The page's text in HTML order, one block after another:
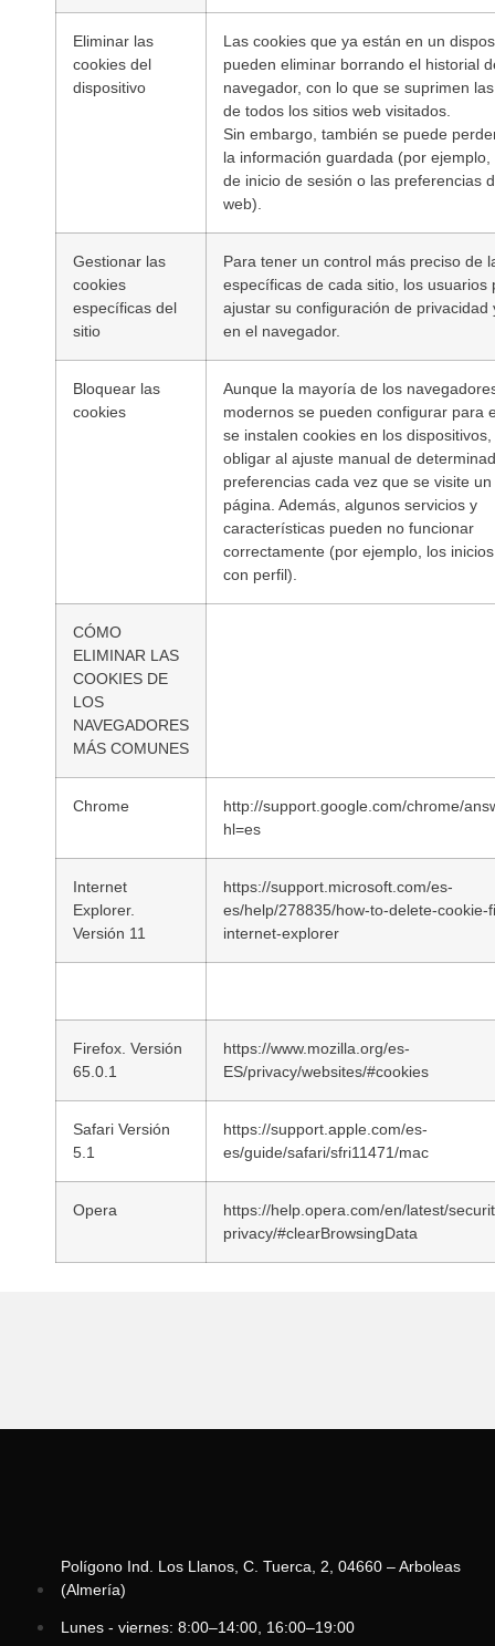
Eliminar las
cookies del
dispositivo
Las cookies que ya están en un
pueden eliminar borrando el historial
navegador, con lo que se suprimen
de todos los sitios web visitados.
Sin embargo, también se puede
la información guardada (por ejemplo,
de inicio de sesión o las preferencias
web).
Gestionar las
cookies
específicas del
sitio
Para tener un control más preciso de
específicas de cada sitio, los usuarios
ajustar su configuración de privacidad
en el navegador.
Bloquear las
cookies
Aunque la mayoría de los
modernos se pueden configurar para
se instalen cookies en los
obligar al ajuste manual de
preferencias cada vez que se visite
página. Además, algunos servicios y
características pueden no funcionar
correctamente (por ejemplo, los
con perfil).
CÓMO
ELIMINAR LAS
COOKIES DE
LOS
NAVEGADORES
MÁS COMUNES
Chrome
http://support.google.com/chrome/
hl=es
Internet
Explorer.
Versión 11
https://support.microsoft.com/es-
es/help/278835/how-to-delete-cookie-
internet-explorer
Firefox. Versión
65.0.1
https://www.mozilla.org/es-
ES/privacy/websites/#cookies
Safari Versión
5.1
https://support.apple.com/es-
es/guide/safari/sfri11471/mac
Opera
https://help.opera.com/en/latest/
privacy/#clearBrowsingData
Polígono Ind. Los Llanos, C. Tuerca, 2, 04660 – Arboleas
(Almería)
Lunes - viernes: 8:00–14:00, 16:00–19:00